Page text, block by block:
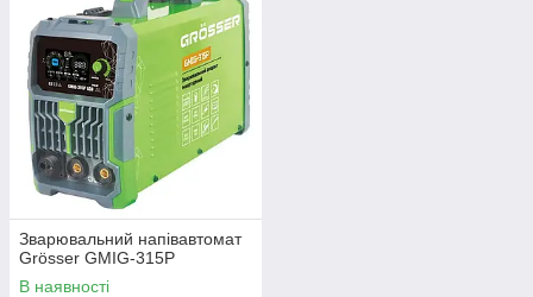
Зварювальний напівавтомат
Grösser GMIG-315P
В наявності